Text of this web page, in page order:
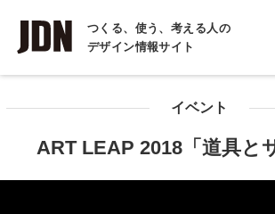
つくる、使う、考える人の
デザイン情報サイト
INTERVIEW
インタビュー
イベント
ART LEAP 2018「道具と